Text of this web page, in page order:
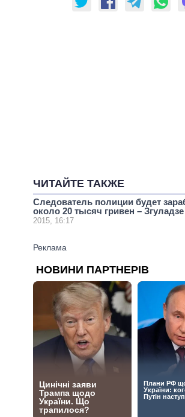
ЧИТАЙТЕ ТАКЖЕ
Следователь полиции будет
около 20 тысяч гривен – Згуладзе
2015, 16:17